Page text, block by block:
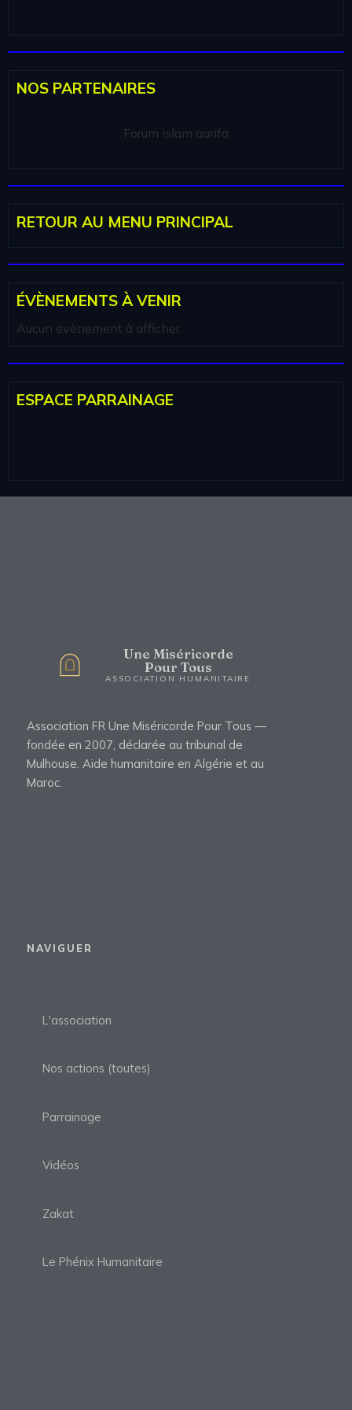
NOS PARTENAIRES
Forum islam aarifa
RETOUR AU MENU PRINCIPAL
ÉVÈNEMENTS À VENIR
Aucun évènement à afficher.
ESPACE PARRAINAGE
Une Miséricorde
Pour Tous
ASSOCIATION HUMANITAIRE
Association FR Une Miséricorde Pour Tous —
fondée en 2007, déclarée au tribunal de
Mulhouse. Aide humanitaire en Algérie et au
Maroc.
NAVIGUER
L'association
Nos actions (toutes)
Parrainage
Vidéos
Zakat
Le Phénix Humanitaire